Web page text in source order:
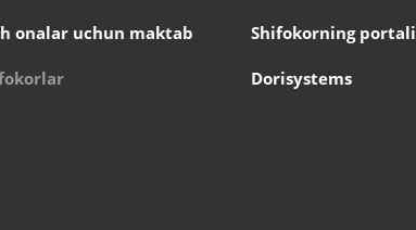
onalar uchun maktab Shifokorning portali
Dorisystems